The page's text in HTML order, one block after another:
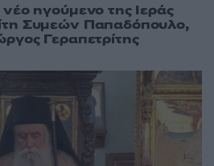
ηγούμενο της Ιεράς
Συμεών Παπαδόπουλο,
Γεραπετρίτης